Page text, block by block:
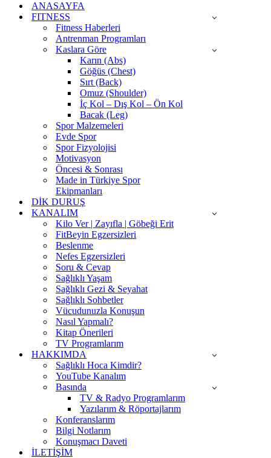
ANASAYFA
FITNESS
Fitness Haberleri
Antrenman Programları
Kaslara Göre
Karın (Abs)
Göğüs (Chest)
Sırt (Back)
Omuz (Shoulder)
İç Kol – Dış Kol – Ön Kol
Bacak (Leg)
Spor Malzemeleri
Evde Spor
Spor Fizyolojisi
Motivasyon
Öncesi & Sonrası
Made in Türkiye Spor
Ekipmanları
DİK DURUŞ
KANALIM
Kilo Ver | Zayıfla | Göbeği Erit
FitBeyin Egzersizleri
Beslenme
Nefes Egzersizleri
Soru & Cevap
Sağlıklı Yaşam
Sağlıklı Gezi & Seyahat
Sağlıklı Sohbetler
Vücudunuzla Konuşun
Nasıl Yapmalı?
Kitap Önerileri
TV Programlarım
HAKKIMDA
Sağlıklı Hoca Kimdir?
YouTube Kanalım
Basında
TV & Radyo Programlarım
Yazılarım & Röportajlarım
Konferanslarım
Bilgi Notlarım
Konuşmacı Daveti
İLETİŞİM